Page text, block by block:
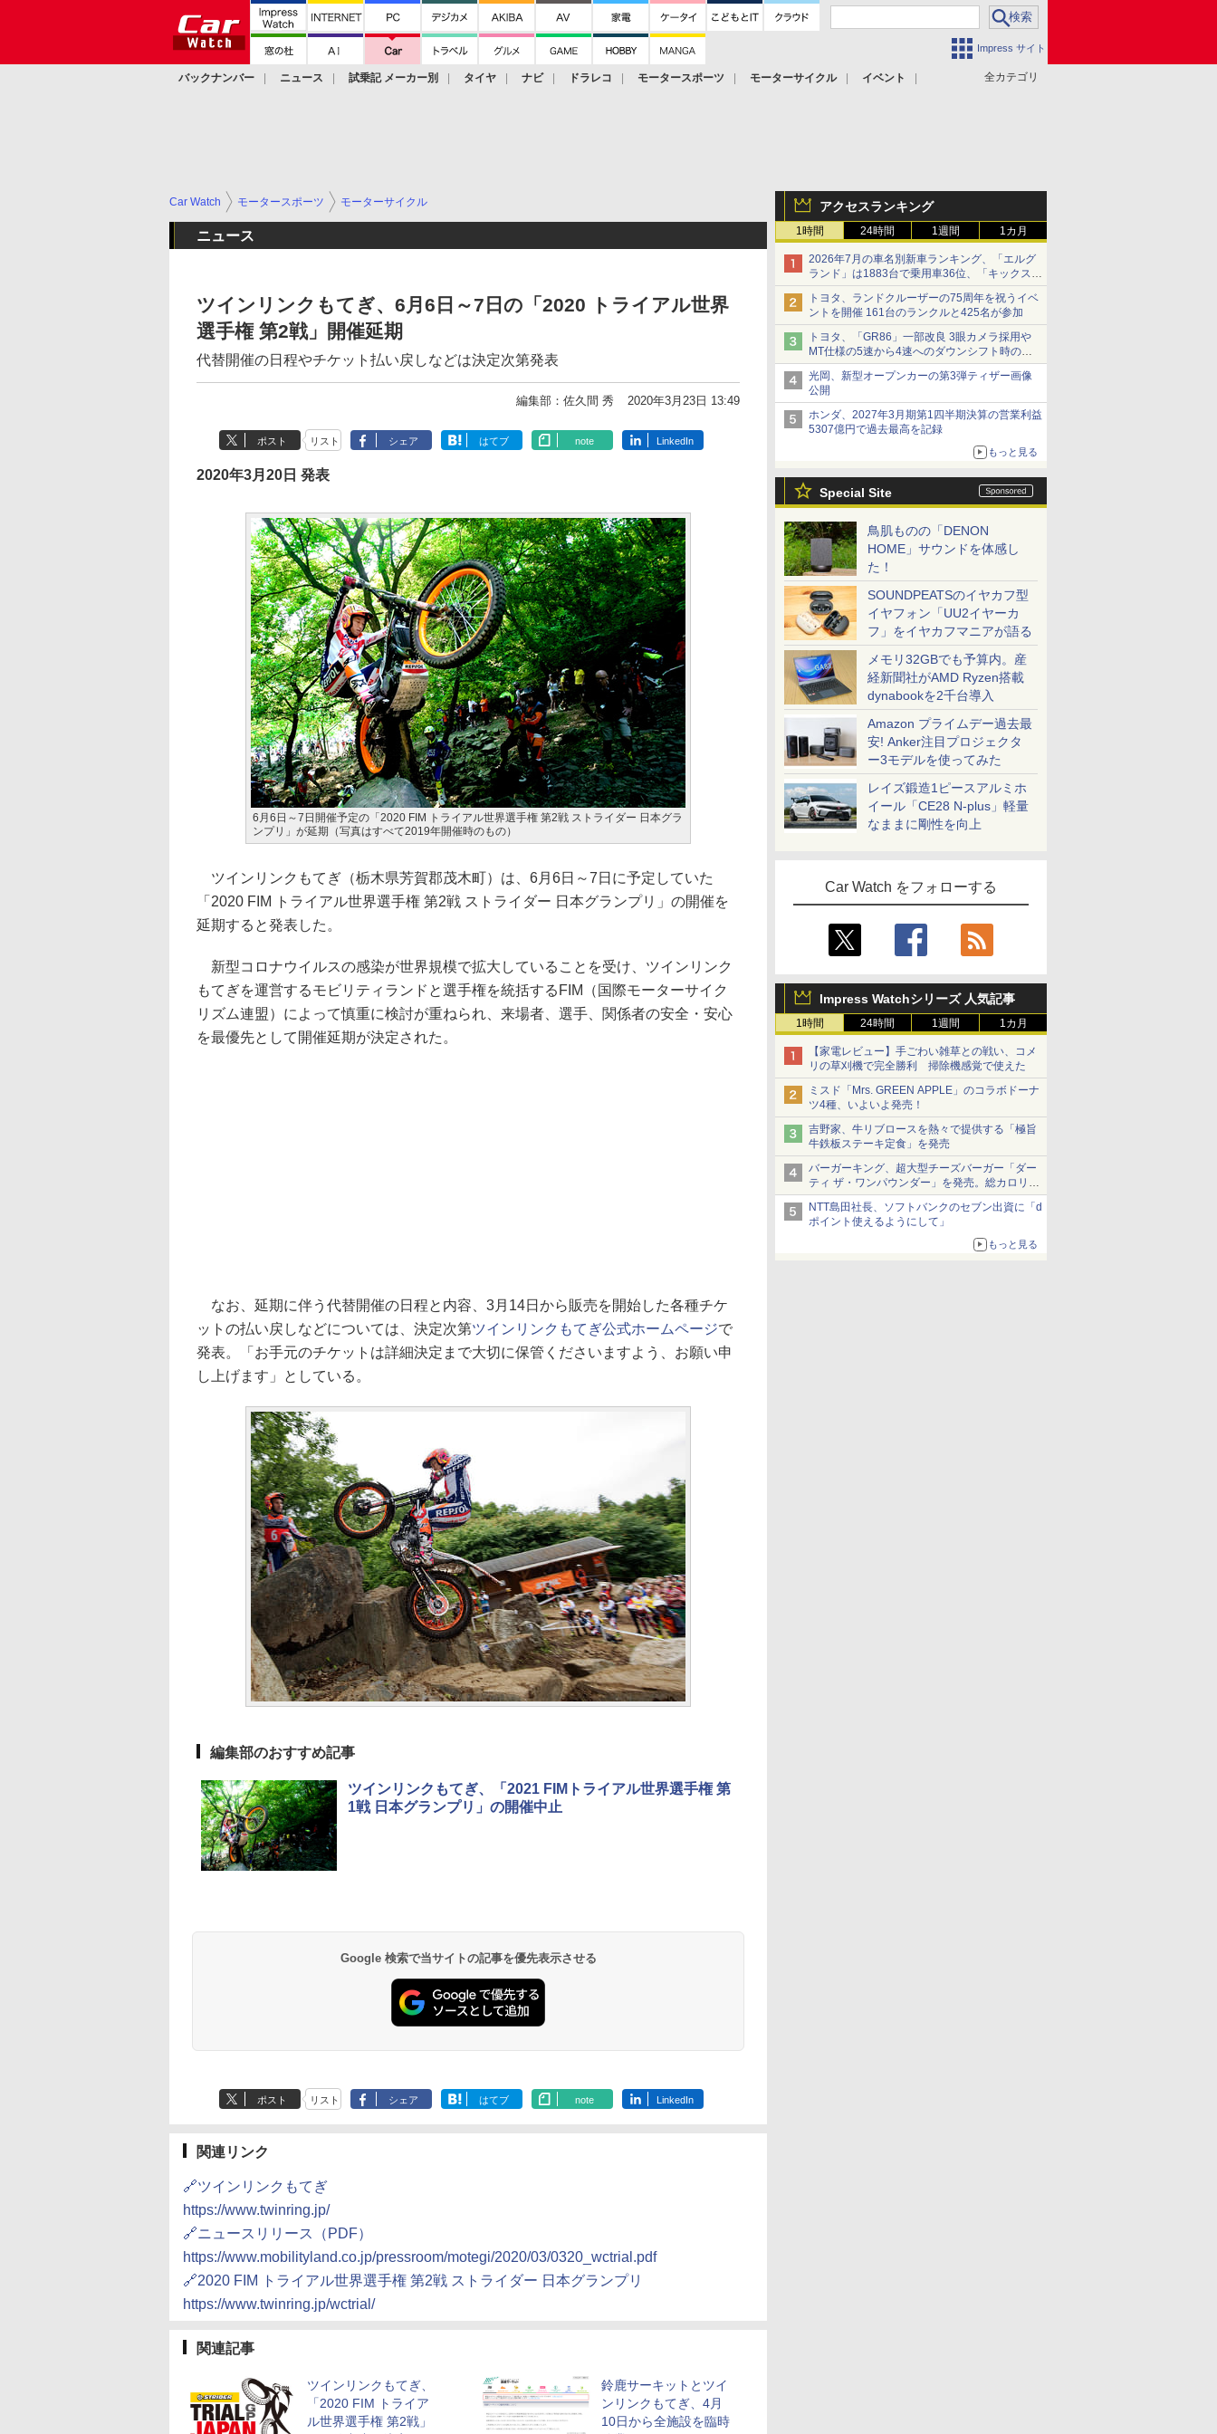
Impress サイト
全カテゴリ
バックナンバー ニュース 試乗記 メーカー別 タイヤ ナビ ドラレコ モータースポーツ モーターサイクル
イベント
アクセスランキング
1時間 24時間 1週間 1カ月
2026年7月の車名別新車ランキング、「エルグ
ランド」は1883台で乗用車36位、「キックス」
は2591台で27位に
トヨタ、ランドクルーザーの75周年を祝うイベ
ントを開催 161台のランクルと425名が参加
トヨタ、「GR86」一部改良 3眼カメラ採用や
MT仕様の5速から4速へのダウンシフト時の操
作性向上など
光岡、新型オープンカーの第3弾ティザー画像
公開
ホンダ、2027年3月期第1四半期決算の営業利益
5307億円で過去最高を記録
もっと見る
Special Site
鳥肌ものの「DENON
HOME」サウンドを体感し
た！
SOUNDPEATSのイヤカフ型
イヤフォン「UU2イヤーカ
フ」をイヤカフマニアが語る
メモリ32GBでも予算内。産
経新聞社がAMD Ryzen搭載
dynabookを2千台導入
Amazon プライムデー過去最
安! Anker注目プロジェクタ
ー3モデルを使ってみた
レイズ鍛造1ピースアルミホ
イール「CE28 N-plus」軽量
なままに剛性を向上
Car Watch をフォローする
Impress Watchシリーズ 人気記事
1時間 24時間 1週間 1カ月
【家電レビュー】手ごわい雑草との戦い、コメ
リの草刈機で完全勝利 掃除機感覚で使えた
ミスド「Mrs. GREEN APPLE」のコラボドーナ
ツ4種、いよいよ発売！
吉野家、牛リブロースを熱々で提供する「極旨
牛鉄板ステーキ定食」を発売
バーガーキング、超大型チーズバーガー「ダー
ティ ザ・ワンパウンダー」を発売。総カロリー
約1656kcal、総重量約527g！
NTT島田社長、ソフトバンクのセブン出資に「d
ポイント使えるようにして」
もっと見る
Car Watch モータースポーツ モーターサイクル
ニュース
ツインリンクもてぎ、6月6日～7日の「2020 トライアル世界
選手権 第2戦」開催延期
代替開催の日程やチケット払い戻しなどは決定次第発表
編集部：佐久間 秀 2020年3月23日 13:49
ポスト リスト シェア はてブ note LinkedIn
2020年3月20日 発表
6月6日～7日開催予定の「2020 FIM トライアル世界選手権 第2戦 ストライダー 日本グラ
ンプリ」が延期（写真はすべて2019年開催時のもの）
ツインリンクもてぎ（栃木県芳賀郡茂木町）は、6月6日～7日に予定していた
「2020 FIM トライアル世界選手権 第2戦 ストライダー 日本グランプリ」の開催を
延期すると発表した。
新型コロナウイルスの感染が世界規模で拡大していることを受け、ツインリンク
もてぎを運営するモビリティランドと選手権を統括するFIM（国際モーターサイク
リズム連盟）によって慎重に検討が重ねられ、来場者、選手、関係者の安全・安心
を最優先として開催延期が決定された。
なお、延期に伴う代替開催の日程と内容、3月14日から販売を開始した各種チケ
ットの払い戻しなどについては、決定次第ツインリンクもてぎ公式ホームページで
発表。「お手元のチケットは詳細決定まで大切に保管くださいますよう、お願い申
し上げます」としている。
編集部のおすすめ記事
ツインリンクもてぎ、「2021 FIMトライアル世界選手権 第
1戦 日本グランプリ」の開催中止
Google 検索で当サイトの記事を優先表示させる
ポスト リスト シェア はてブ note LinkedIn
関連リンク
🔗ツインリンクもてぎ
https://www.twinring.jp/
🔗ニュースリリース（PDF）
https://www.mobilityland.co.jp/pressroom/motegi/2020/03/0320_wctrial.pdf
🔗2020 FIM トライアル世界選手権 第2戦 ストライダー 日本グランプリ
https://www.twinring.jp/wctrial/
関連記事
ツインリンクもてぎ、
「2020 FIM トライア
ル世界選手権 第2戦」
鈴鹿サーキットとツイ
ンリンクもてぎ、4月
10日から全施設を臨時